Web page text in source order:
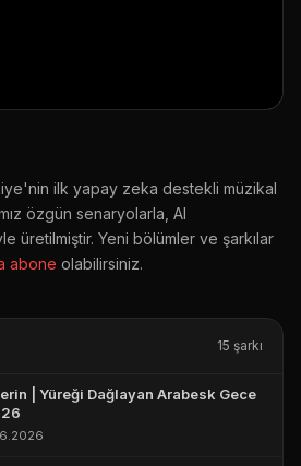
ilk yapay zeka destekli müzikal
özgün senaryolarla, AI
üretilmiştir. Yeni bölümler ve şarkılar
abone olabilirsiniz.
15 şarkı
| Yüreği Dağlayan Arabesk Gece